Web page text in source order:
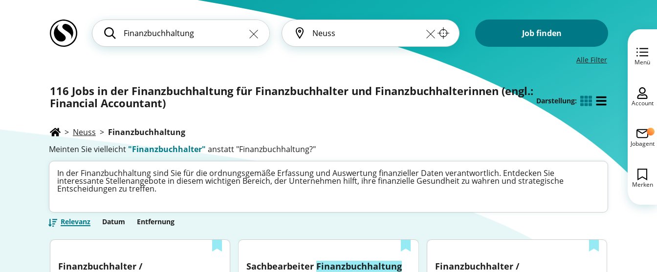
Job finden
Alle Filter
116 Jobs in der Finanzbuchhaltung für Finanzbuchhalter und Finanzbuchhalterinnen (engl.:
Financial Accountant)
Darstellung:
> Neuss > Finanzbuchhaltung
Meinten Sie vielleicht "Finanzbuchhalter" anstatt "Finanzbuchhaltung?"
In der Finanzbuchhaltung sind Sie für die ordnungsgemäße Erfassung und Auswertung finanzieller Daten verantwortlich. Entdecken Sie
interessante Stellenangebote in diesem wichtigen Bereich, der Unternehmen hilft, ihre finanzielle Gesundheit zu wahren und strategische
Entscheidungen zu treffen.
Relevanz Datum Entfernung
Finanzbuchhalter /
Sachbearbeiter Finanzbuchhaltung
Finanzbuchhalter /
Menü
Account
Jobagent
Merken